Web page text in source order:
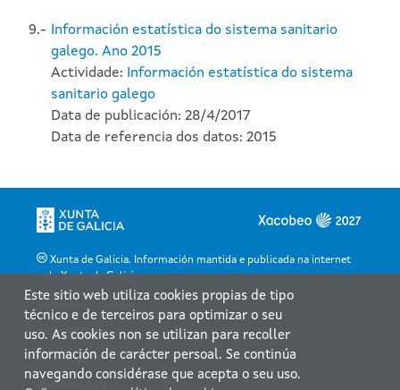
9.- Información estatística do sistema sanitario
galego. Ano 2015
Actividade: Información estatística do sistema
sanitario galego
Data de publicación: 28/4/2017
Data de referencia dos datos: 2015
Xunta de Galicia. Información mantida e publicada na internet
pola Xunta de Galicia
Accesibilidade
Aviso legal
Este sitio web utiliza cookies propias de tipo
técnico e de terceiros para optimizar o seu
uso. As cookies non se utilizan para recoller
información de carácter persoal. Se continúa
navegando considérase que acepta o seu uso.